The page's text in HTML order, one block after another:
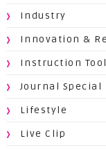
Industry
Innovation &
Instruction Tool
Journal Special
Lifestyle
Live Clip